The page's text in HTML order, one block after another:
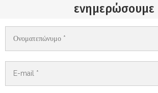
ενημερώσουμε